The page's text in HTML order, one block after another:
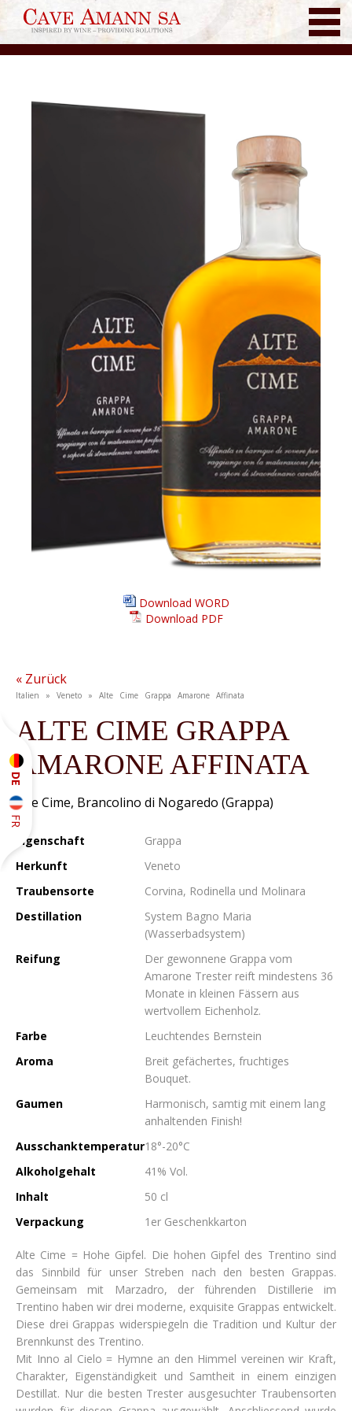
DE
FR
Download WORD
Download PDF
« Zurück
Italien » Veneto » Alte Cime Grappa Amarone Affinata
ALTE CIME GRAPPA
AMARONE AFFINATA
Alte Cime, Brancolino di Nogaredo (Grappa)
Eigenschaft
Grappa
Herkunft
Veneto
Traubensorte
Corvina, Rodinella und Molinara
Destillation
System Bagno Maria
(Wasserbadsystem)
Reifung
Der gewonnene Grappa vom
Amarone Trester reift mindestens 36
Monate in kleinen Fässern aus
wertvollem Eichenholz.
Farbe
Leuchtendes Bernstein
Aroma
Breit gefächertes, fruchtiges
Bouquet.
Gaumen
Harmonisch, samtig mit einem lang
anhaltenden Finish!
Ausschanktemperatur18°-20°C
Alkoholgehalt
41% Vol.
Inhalt
50 cl
Verpackung
1er Geschenkkarton
Alte Cime = Hohe Gipfel. Die hohen Gipfel des Trentino sind
das Sinnbild für unser Streben nach den besten Grappas.
Gemeinsam mit Marzadro, der führenden Distillerie im
Trentino haben wir drei moderne, exquisite Grappas entwickelt.
Diese drei Grappas widerspiegeln die Tradition und Kultur der
Brennkunst des Trentino.
Mit Inno al Cielo = Hymne an den Himmel vereinen wir Kraft,
Charakter, Eigenständigkeit und Samtheit in einem einzigen
Destillat. Nur die besten Trester ausgesuchter Traubensorten